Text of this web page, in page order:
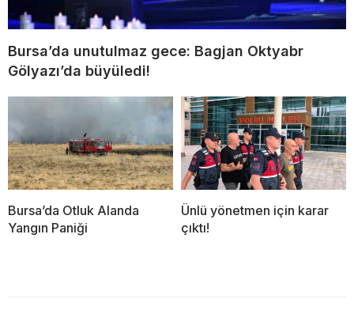
Bursa’da unutulmaz gece: Bagjan Oktyabr
Gölyazı’da büyüledi!
Bursa’da Otluk Alanda
Yangın Paniği
Ünlü yönetmen için karar
çıktı!